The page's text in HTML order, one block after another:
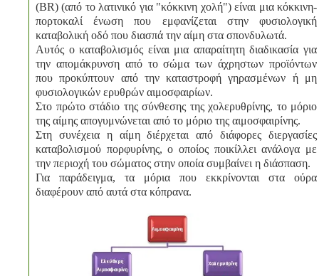
(BR) (από το λατινικό για "κόκκινη χολή") είναι μια κόκκινη-
πορτοκαλί ένωση που εμφανίζεται στην φυσιολογική
καταβολική οδό που διασπά την αίμη στα σπονδυλωτά.
Αυτός ο καταβολισμός είναι μια απαραίτητη διαδικασία για
την απομάκρυνση από το σώμα των άχρηστων προϊόντων
που προκύπτουν από την καταστροφή γηρασμένων ή μη
φυσιολογικών ερυθρών αιμοσφαιρίων.
Στο πρώτο στάδιο της σύνθεσης της χολερυθρίνης, το μόριο
της αίμης απογυμνώνεται από το μόριο της αιμοσφαιρίνης.
Στη συνέχεια η αίμη διέρχεται από διάφορες διεργασίες
καταβολισμού πορφυρίνης, ο οποίος ποικίλλει ανάλογα με
την περιοχή του σώματος στην οποία συμβαίνει η διάσπαση.
Για παράδειγμα, τα μόρια που εκκρίνονται στα ούρα
διαφέρουν από αυτά στα κόπρανα.